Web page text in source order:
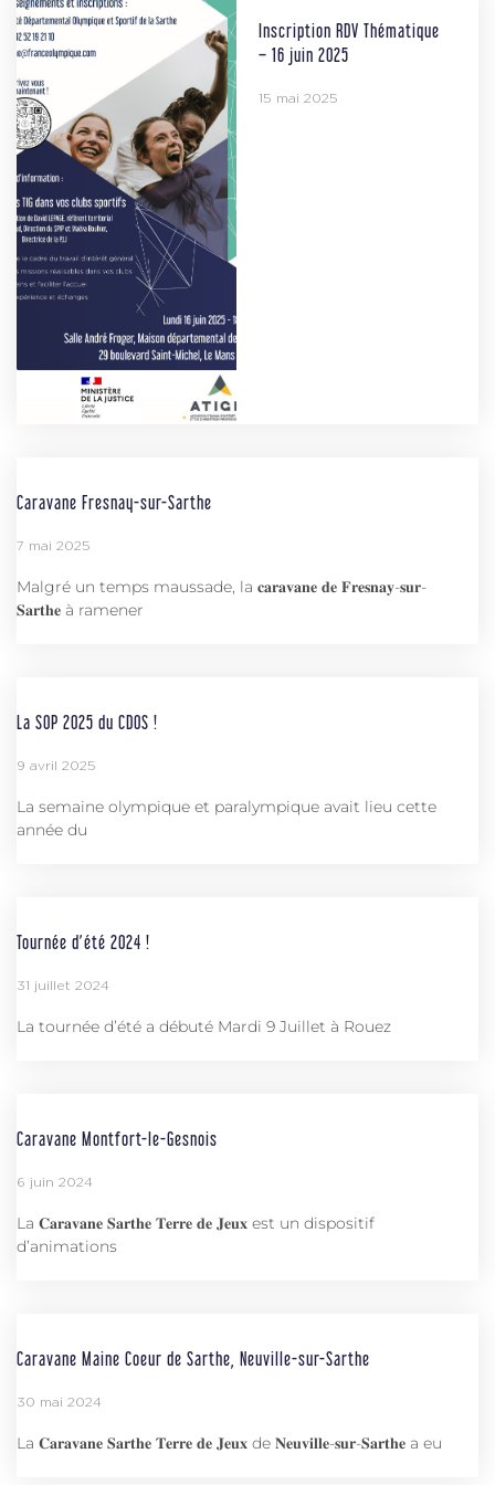
Inscription RDV Thématique
– 16 juin 2025
15 mai 2025
Caravane Fresnay-sur-Sarthe
7 mai 2025
Malgré un temps maussade, la 𝐜𝐚𝐫𝐚𝐯𝐚𝐧𝐞 𝐝𝐞 𝐅𝐫𝐞𝐬𝐧𝐚𝐲-𝐬𝐮𝐫-
𝐒𝐚𝐫𝐭𝐡𝐞 à ramener
La SOP 2025 du CDOS !
9 avril 2025
La semaine olympique et paralympique avait lieu cette
année du
Tournée d’été 2024 !
31 juillet 2024
La tournée d’été a débuté Mardi 9 Juillet à Rouez
Caravane Montfort-le-Gesnois
6 juin 2024
La 𝐂𝐚𝐫𝐚𝐯𝐚𝐧𝐞 𝐒𝐚𝐫𝐭𝐡𝐞 𝐓𝐞𝐫𝐫𝐞 𝐝𝐞 𝐉𝐞𝐮𝐱 est un dispositif
d’animations
Caravane Maine Coeur de Sarthe, Neuville-sur-Sarthe
30 mai 2024
La 𝐂𝐚𝐫𝐚𝐯𝐚𝐧𝐞 𝐒𝐚𝐫𝐭𝐡𝐞 𝐓𝐞𝐫𝐫𝐞 𝐝𝐞 𝐉𝐞𝐮𝐱 de 𝐍𝐞𝐮𝐯𝐢𝐥𝐥𝐞-𝐬𝐮𝐫-𝐒𝐚𝐫𝐭𝐡𝐞 a eu